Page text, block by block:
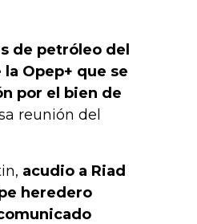
de petróleo del
Opep+ que se
por el bien de
reunión del
acudio a Riad
heredero